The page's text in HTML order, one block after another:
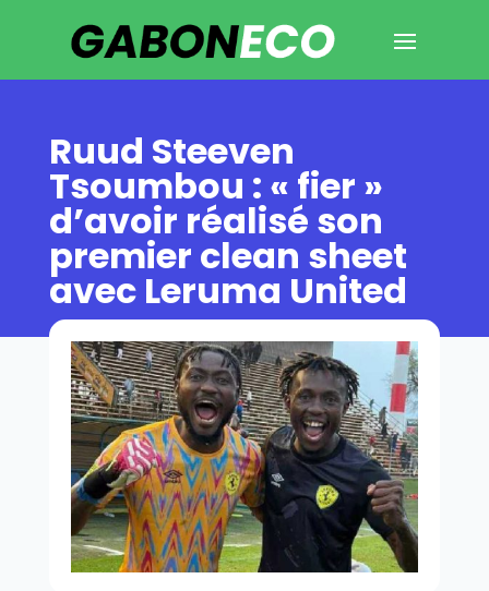
Ruud Steeven
Tsoumbou : « fier »
d’avoir réalisé son
premier clean sheet
avec Leruma United